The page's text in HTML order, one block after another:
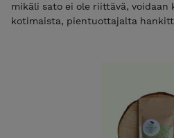
mikäli sato ei ole riittävä, voidaan
kotimaista, pientuottajalta